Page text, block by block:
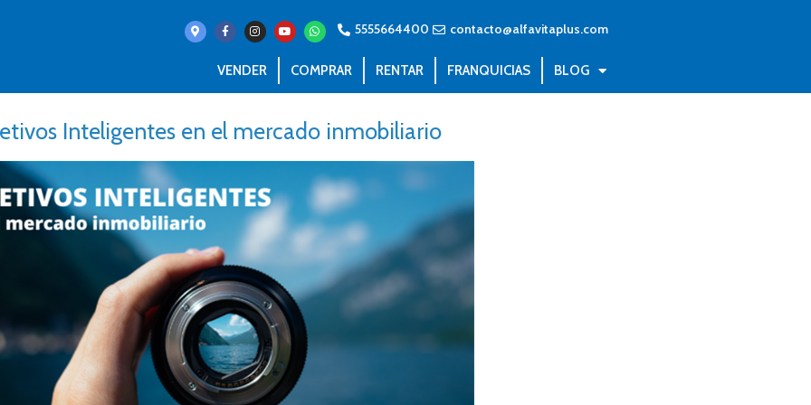
5555664400 contacto@alfavitaplus.com
VENDER COMPRAR RENTAR FRANQUICIAS BLOG
Inteligentes en el mercado inmobiliario